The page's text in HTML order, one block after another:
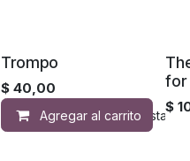
Agregar a la lista de
Trompo
$40,00
Agregar al carrito
for
$